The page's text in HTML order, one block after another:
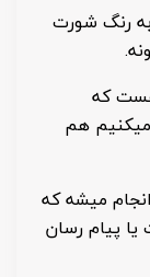
رنگ شورت
که
هم
میشه که
پیام رسان